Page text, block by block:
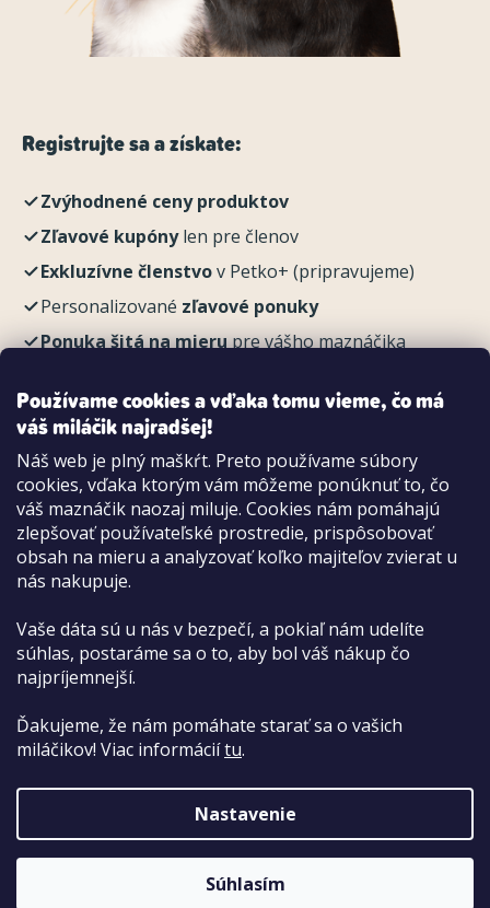
Používame cookies a vďaka tomu vieme, čo má
váš miláčik najradšej!
Náš web je plný maškŕt. Preto používame súbory
cookies, vďaka ktorým vám môžeme ponúknuť to, čo
váš maznáčik naozaj miluje. Cookies nám pomáhajú
zlepšovať používateľské prostredie, prispôsobovať
obsah na mieru a analyzovať koľko majiteľov zvierat u
nás nakupuje.
Vaše dáta sú u nás v bezpečí, a pokiaľ nám udelíte
súhlas, postaráme sa o to, aby bol váš nákup čo
najpríjemnejší.
Ďakujeme, že nám pomáhate starať sa o vašich
miláčikov! Viac informáciítu.
Nastavenie
Súhlasím
Registrujte sa a získate:
Zvýhodnené ceny produktov
Zľavové kupónylen pre členov
Exkluzívne členstvov Petko+ (pripravujeme)
Personalizované zľavové ponuky
Ponuka šitá na mierupre vášho maznáčika
Možnosti platby:
Dobierkou
Hotovo aj kartou na pobočke